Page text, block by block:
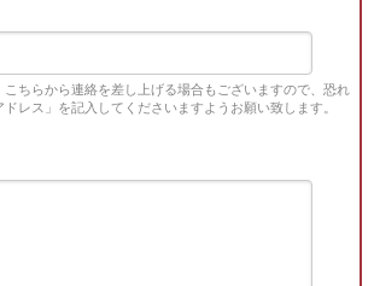
こちらから連絡を差し上げる場合もございますので、恐れ
ドレス」を記入してくださいますようお願い致します。